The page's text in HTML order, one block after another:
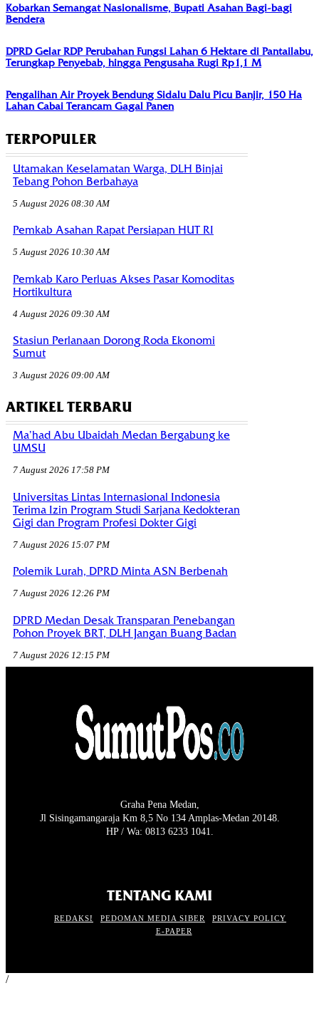
Kobarkan Semangat Nasionalisme, Bupati Asahan Bagi-bagi
Bendera
DPRD Gelar RDP Perubahan Fungsi Lahan 6 Hektare di Pantailabu,
Terungkap Penyebab, hingga Pengusaha Rugi Rp1,1 M
Pengalihan Air Proyek Bendung Sidalu Dalu Picu Banjir, 150 Ha
Lahan Cabai Terancam Gagal Panen
TERPOPULER
Utamakan Keselamatan Warga, DLH Binjai
Tebang Pohon Berbahaya
5 August 2026 08:30 AM
Pemkab Asahan Rapat Persiapan HUT RI
5 August 2026 10:30 AM
Pemkab Karo Perluas Akses Pasar Komoditas
Hortikultura
4 August 2026 09:30 AM
Stasiun Perlanaan Dorong Roda Ekonomi
Sumut
3 August 2026 09:00 AM
ARTIKEL TERBARU
Ma’had Abu Ubaidah Medan Bergabung ke
UMSU
7 August 2026 17:58 PM
Universitas Lintas Internasional Indonesia
Terima Izin Program Studi Sarjana Kedokteran
Gigi dan Program Profesi Dokter Gigi
7 August 2026 15:07 PM
Polemik Lurah, DPRD Minta ASN Berbenah
7 August 2026 12:26 PM
DPRD Medan Desak Transparan Penebangan
Pohon Proyek BRT, DLH Jangan Buang Badan
7 August 2026 12:15 PM
Graha Pena Medan,
Jl Sisingamangaraja Km 8,5 No 134 Amplas-Medan 20148.
HP / Wa: 0813 6233 1041.
TENTANG KAMI
REDAKSI PEDOMAN MEDIA SIBER
PRIVACY POLICY
E-PAPER
/